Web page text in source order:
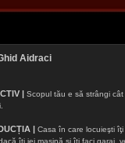
Aidraci
| Scopul tău e să strângi
| Casa în care locuieşti
îţi iei maşină şi îţi faci garaj,